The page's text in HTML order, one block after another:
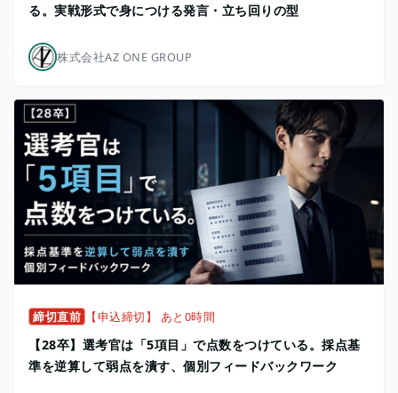
る。実戦形式で身につける発言・立ち回りの型
株式会社AZ ONE GROUP
締切直前 【申込締切】 あと0時間
【28卒】選考官は「5項目」で点数をつけている。採点基
準を逆算して弱点を潰す、個別フィードバックワーク